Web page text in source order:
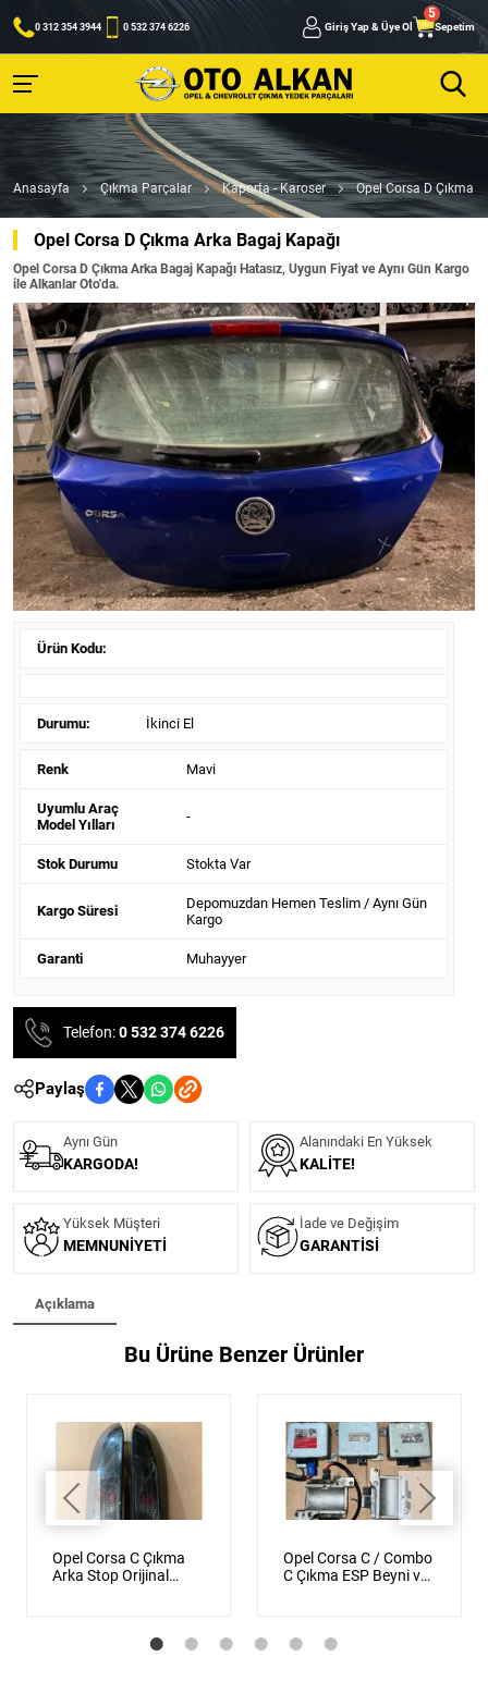
0 312 354 3944 0 532 374 6226 Giriş Yap & Üye Ol Sepetim
Anasayfa Çıkma Parçalar Kaporta - Karoser Opel Corsa D Çıkma
Opel Corsa D Çıkma Arka Bagaj Kapağı
Opel Corsa D Çıkma Arka Bagaj Kapağı Hatasız, Uygun Fiyat ve Aynı Gün Kargo
ile Alkanlar Oto'da.
Ürün Kodu:
Durumu: İkinci El
Renk Mavi
Uyumlu Araç
Model Yılları
-
Stok Durumu Stokta Var
Kargo Süresi
Depomuzdan Hemen Teslim / Aynı Gün
Kargo
Garanti Muhayyer
Telefon:0 532 374 6226
Paylaş
Aynı Gün
KARGODA!
Alanındaki En Yüksek
KALITE!
Yüksek Müşteri
MEMNUNIYETI
İade ve Değişim
GARANTISI
Açıklama
Bu Ürüne Benzer Ürünler
Opel Corsa C Çıkma
Arka Stop Orijinal
Opel Corsa C / Combo
C Çıkma ESP Beyni ve